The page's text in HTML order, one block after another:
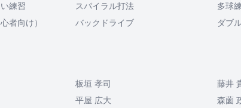
練習 スパイラル打法
多球
者向け） バックドライブ ダブ
板垣 孝司
藤井
平屋 広大 森薗